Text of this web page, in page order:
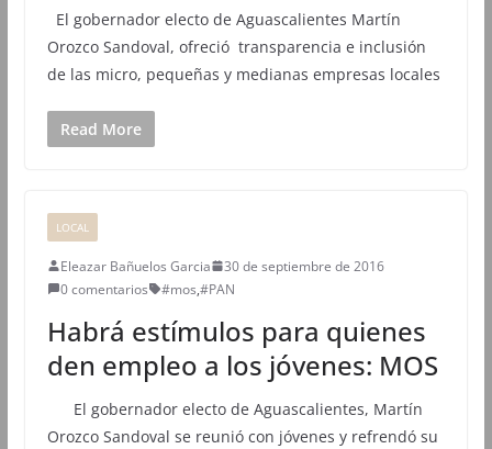
El gobernador electo de Aguascalientes Martín
Orozco Sandoval, ofreció transparencia e inclusión
de las micro, pequeñas y medianas empresas locales
Read More
LOCAL
Eleazar Bañuelos Garcia
30 de septiembre de 2016
0 comentarios
#mos,#PAN
Habrá estímulos para quienes
den empleo a los jóvenes: MOS
El gobernador electo de Aguascalientes, Martín
Orozco Sandoval se reunió con jóvenes y refrendó su